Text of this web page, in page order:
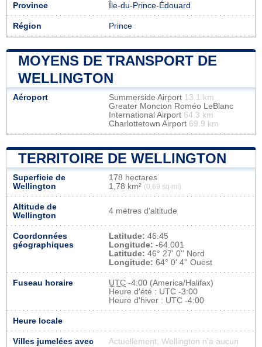
Province Île-du-Prince-Édouard
Région Prince
MOYENS DE TRANSPORT DE
WELLINGTON
Aéroport Summerside Airport 13.1 km
Greater Moncton Roméo LeBlanc
International Airport 64.3 km
Charlottetown Airport 69.9 km
TERRITOIRE DE WELLINGTON
Superficie de
Wellington
178 hectares
1,78 km² (0,69 sq mi)
Altitude de
Wellington
4 mètres d'altitude
Coordonnées
géographiques
Latitude: 46.45
Longitude: -64.001
Latitude: 46° 27' 0'' Nord
Longitude: 64° 0' 4'' Ouest
Fuseau horaire UTC -4:00 (America/Halifax)
Heure d'été : UTC -3:00
Heure d'hiver : UTC -4:00
Heure locale
Villes jumelées avec
Actuellement, Wellington n'a aucun